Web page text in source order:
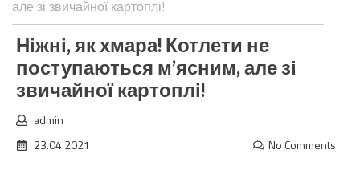
але зі звичайної картоплі!
Ніжні, як хмара! Котлети не
поступаються м’ясним, але зі
звичайної картоплі!
admin
23.04.2021
No Comments